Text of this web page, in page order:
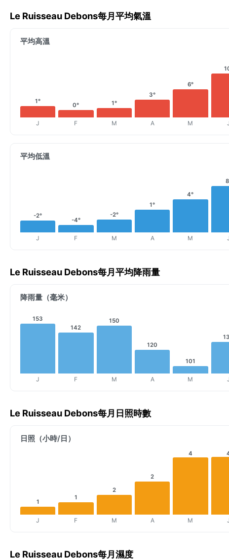
Le Ruisseau Debons每月平均氣溫
平均高溫
1°
J
0°
F
1°
M
3°
A
6°
M
平均低溫
-2°
J
-4°
F
-2°
M
1°
A
4°
M
Le Ruisseau Debons每月平均降雨量
降雨量（毫米）
153
J
142
F
150
M
120
A
101
M
Le Ruisseau Debons每月日照時數
日照（小時/日）
1
J
1
F
2
M
2
A
4
M
Le Ruisseau Debons每月濕度